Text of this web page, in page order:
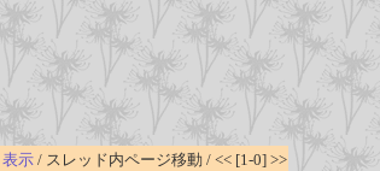
示/ スレッド内ページ移動 / << [1-0] >>